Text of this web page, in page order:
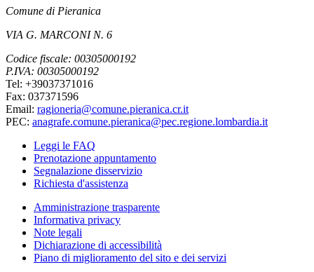
Comune di Pieranica
VIA G. MARCONI N. 6
Codice fiscale: 00305000192
P.IVA: 00305000192
Tel: +39037371016
Fax: 037371596
Email: ragioneria@comune.pieranica.cr.it
PEC: anagrafe.comune.pieranica@pec.regione.lombardia.it
Leggi le FAQ
Prenotazione appuntamento
Segnalazione disservizio
Richiesta d'assistenza
Amministrazione trasparente
Informativa privacy
Note legali
Dichiarazione di accessibilità
Piano di miglioramento del sito e dei servizi